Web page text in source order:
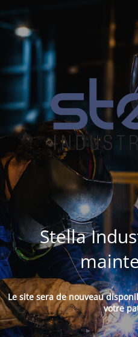
Stella
Le site sera de nouveau
votre